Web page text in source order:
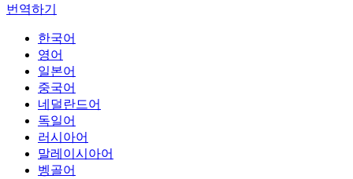
번역하기
한국어
영어
일본어
중국어
네덜란드어
독일어
러시아어
말레이시아어
벵골어